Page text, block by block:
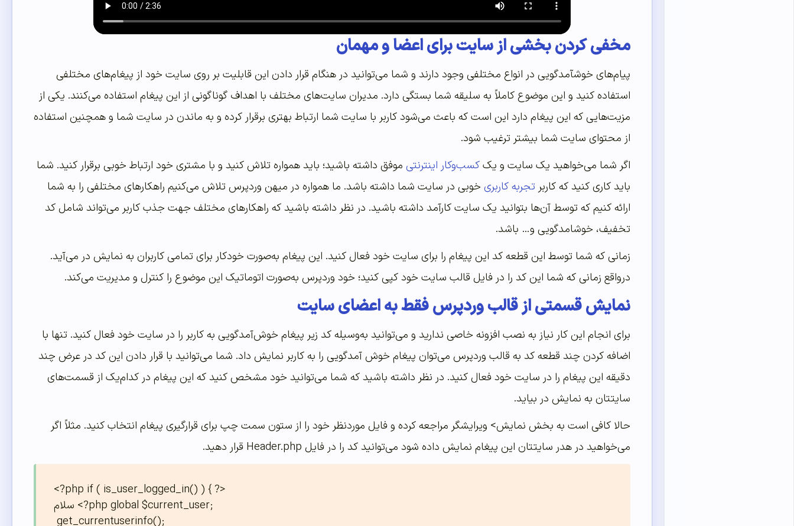
مخفی کردن بخشی از سایت برای اعضا و مهمان
پیام‌های خوشآمدگویی در انواع مختلفی وجود دارند و شما می‌توانید در هنگام قرار دادن این قابلیت بر روی سایت خود از پیغام‌های مختلفی
استفاده کنید و این موضوع کاملاً به سلیقه شما بستگی دارد. مدیران سایت‌های مختلف با اهداف گوناگونی از این پیغام استفاده می‌کنند. یکی از
مزیت‌هایی که این پیغام دارد این است که باعث می‌شود کاربر با سایت شما ارتباط بهتری برقرار کرده و به ماندن در سایت شما و همچنین استفاده
از محتوای سایت شما بیشتر ترغیب شود.
اگر شما می‌خواهید یک سایت و یککسب‌وکار اینترنتی موفق داشته باشید؛ باید همواره تلاش کنید و با مشتری خود ارتباط خوبی برقرار کنید. شما
باید کاری کنید که کاربر تجربه کاربری خوبی در سایت شما داشته باشد. ما همواره در میهن وردپرس تلاش می‌کنیم راهکارهای مختلفی را به شما
ارائه کنیم که توسط آن‌ها بتوانید یک سایت کارآمد داشته باشید. در نظر داشته باشید که راهکارهای مختلف جهت جذب کاربر می‌تواند شامل کد
تخفیف، خوشامدگویی و… باشد.
زمانی که شما توسط این قطعه کد این پیغام را برای سایت خود فعال کنید. این پیغام به‌صورت خودکار برای تمامی کاربران به نمایش در می‌آید.
درواقع زمانی که شما این کد را در فایل قالب سایت خود کپی کنید؛ خود وردپرس به‌صورت اتوماتیک این موضوع را کنترل و مدیریت می‌کند.
نمایش قسمتی از قالب وردپرس فقط به اعضای سایت
برای انجام این کار نیاز به نصب افزونه خاصی ندارید و می‌توانید به‌وسیله کد زیر پیغام خوش‌آمدگویی به کاربر را در سایت خود فعال کنید. تنها با
اضافه کردن چند قطعه کد به قالب وردپرس می‌توان پیغام خوش آمدگویی را به کاربر نمایش داد. شما می‌توانید با قرار دادن این کد در عرض چند
دقیقه این پیغام را در سایت خود فعال کنید. در نظر داشته باشید که شما می‌توانید خود مشخص کنید که این پیغام در کدام‌یک از قسمت‌های
سایتتان به نمایش در بیاید.
حالا کافی است به بخش نمایش> ویرایشگر مراجعه کرده و فایل موردنظر خود را از ستون سمت چپ برای قرارگیری پیغام انتخاب کنید. مثلاً اگر
می‌خواهید در هدر سایتتان این پیغام نمایش داده شود می‌توانید کد را در فایل Header.php قرار دهید.
<?php if ( is_user_logged_in() ) { ?>
سلام <?php global $current_user;